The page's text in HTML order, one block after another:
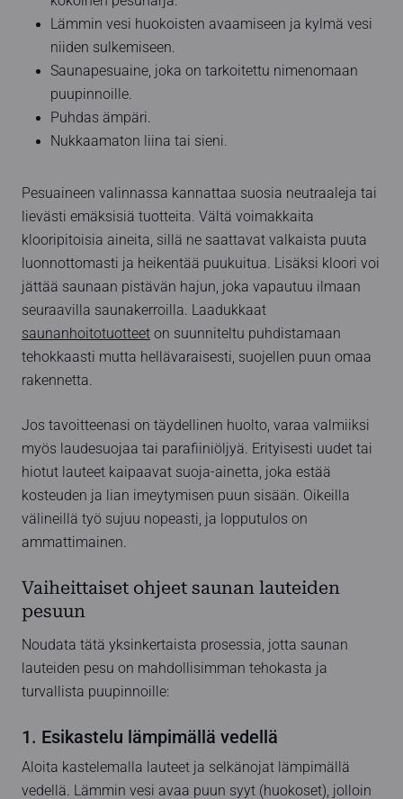
Lämmin vesi huokoisten avaamiseen ja kylmä vesi
niiden sulkemiseen.
Saunapesuaine, joka on tarkoitettu nimenomaan
puupinnoille.
Puhdas ämpäri.
Nukkaamaton liina tai sieni.
Pesuaineen valinnassa kannattaa suosia neutraaleja tai
lievästi emäksisiä tuotteita. Vältä voimakkaita
klooripitoisia aineita, sillä ne saattavat valkaista puuta
luonnottomasti ja heikentää puukuitua. Lisäksi kloori voi
jättää saunaan pistävän hajun, joka vapautuu ilmaan
seuraavilla saunakerroilla. Laadukkaat
saunanhoitotuotteet on suunniteltu puhdistamaan
tehokkaasti mutta hellävaraisesti, suojellen puun omaa
rakennetta.
Jos tavoitteenasi on täydellinen huolto, varaa valmiiksi
myös laudesuojaa tai parafiiniöljyä. Erityisesti uudet tai
hiotut lauteet kaipaavat suoja-ainetta, joka estää
kosteuden ja lian imeytymisen puun sisään. Oikeilla
välineillä työ sujuu nopeasti, ja lopputulos on
ammattimainen.
Vaiheittaiset ohjeet saunan lauteiden
pesuun
Noudata tätä yksinkertaista prosessia, jotta saunan
lauteiden pesu on mahdollisimman tehokasta ja
turvallista puupinnoille:
1. Esikastelu lämpimällä vedellä
Aloita kastelemalla lauteet ja selkänojat lämpimällä
vedellä. Lämmin vesi avaa puun syyt (huokoset), jolloin